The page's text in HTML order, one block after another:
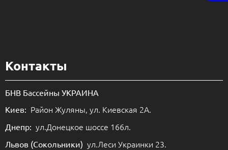
Контакты
БНВ Бассейны УКРАИНА
Киев: Район Жуляны, ул. Киевская 2А.
Днепр: ул.Донецкое шоссе 166л.
Львов (Сокольники) ул.Леси Украинки 23.